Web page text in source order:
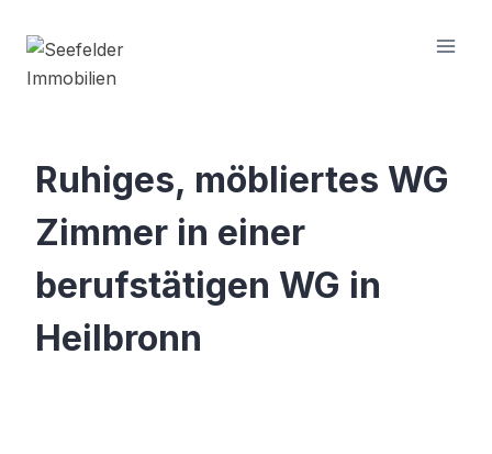
Inhalt
springen
Ruhiges, möbliertes WG
Zimmer in einer
berufstätigen WG in
Heilbronn